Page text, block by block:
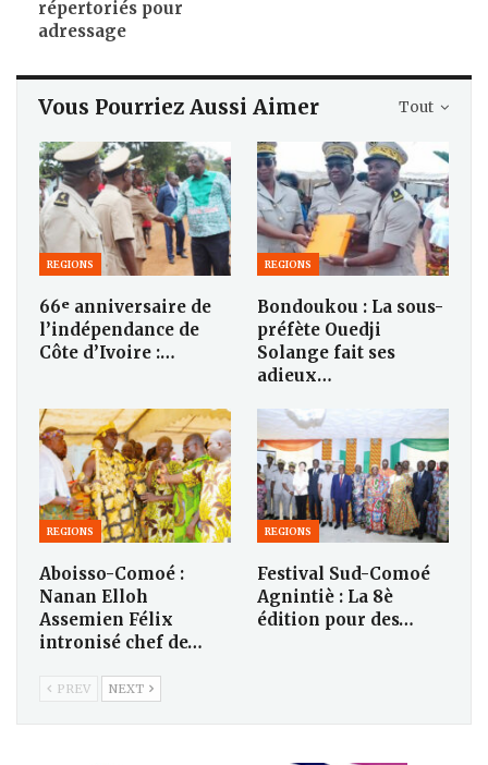
répertoriés pour
adressage
Tout
Vous Pourriez Aussi Aimer
REGIONS
66ᵉ anniversaire de
l’indépendance de
Côte d’Ivoire :…
REGIONS
Bondoukou : La sous-
préfète Ouedji
Solange fait ses
adieux…
REGIONS
Aboisso-Comoé :
Nanan Elloh
Assemien Félix
intronisé chef de…
REGIONS
Festival Sud-Comoé
Agnintiè : La 8è
édition pour des…
PREV NEXT